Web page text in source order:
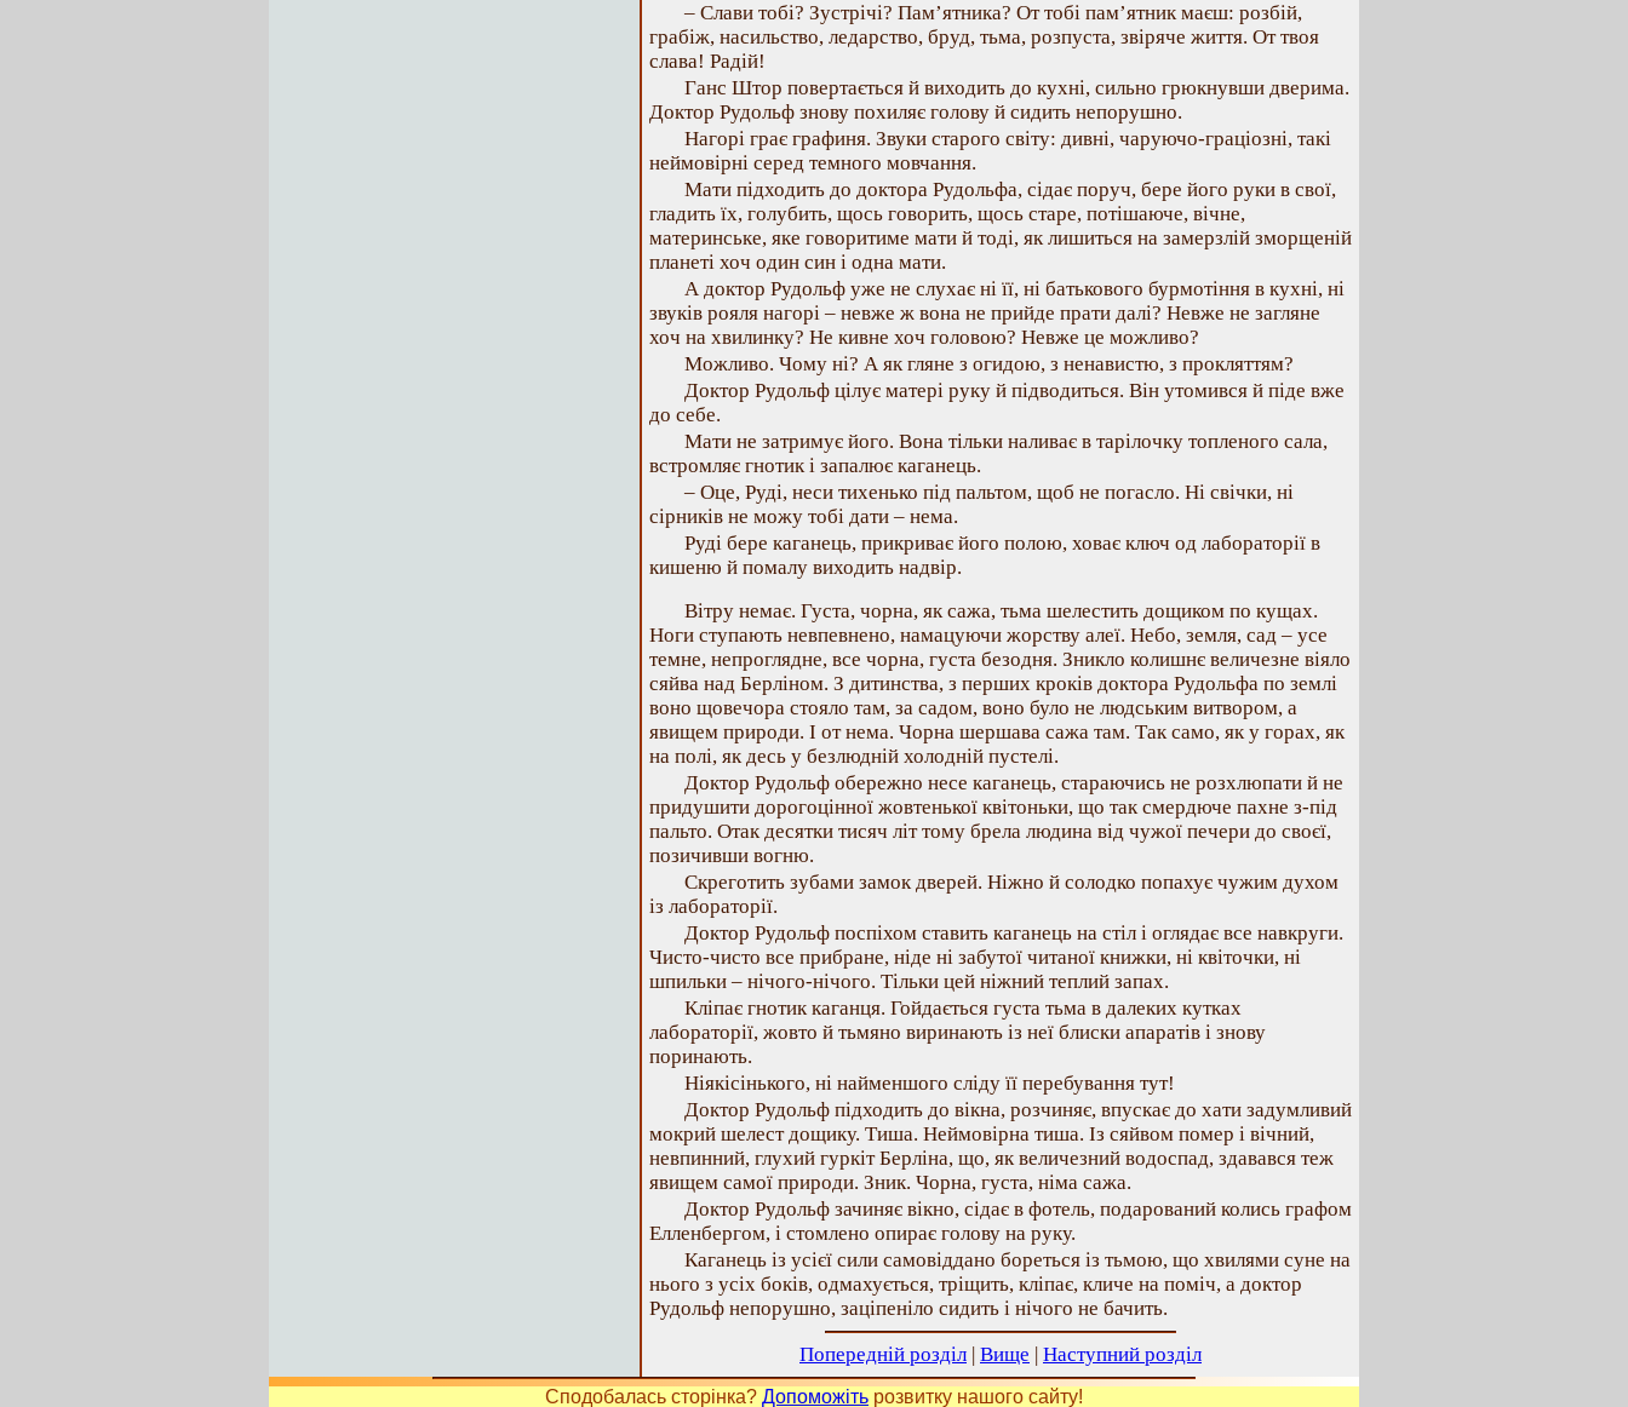
– Слави тобі? Зустрічі? Пам’ятника? От тобі пам’ятник маєш: розбій,
грабіж, насильство, ледарство, бруд, тьма, розпуста, звіряче життя. От твоя
слава! Радій!
Ганс Штор повертається й виходить до кухні, сильно грюкнувши дверима.
Доктор Рудольф знову похиляє голову й сидить непорушно.
Нагорі грає графиня. Звуки старого світу: дивні, чаруючо-граціозні, такі
неймовірні серед темного мовчання.
Мати підходить до доктора Рудольфа, сідає поруч, бере його руки в свої,
гладить їх, голубить, щось говорить, щось старе, потішаюче, вічне,
материнське, яке говоритиме мати й тоді, як лишиться на замерзлій зморщеній
планеті хоч один син і одна мати.
А доктор Рудольф уже не слухає ні її, ні батькового бурмотіння в кухні, ні
звуків рояля нагорі – невже ж вона не прийде прати далі? Невже не загляне
хоч на хвилинку? Не кивне хоч головою? Невже це можливо?
Можливо. Чому ні? А як гляне з огидою, з ненавистю, з прокляттям?
Доктор Рудольф цілує матері руку й підводиться. Він утомився й піде вже
до себе.
Мати не затримує його. Вона тільки наливає в тарілочку топленого сала,
встромляє гнотик і запалює каганець.
– Оце, Руді, неси тихенько під пальтом, щоб не погасло. Ні свічки, ні
сірників не можу тобі дати – нема.
Руді бере каганець, прикриває його полою, ховає ключ од лабораторії в
кишеню й помалу виходить надвір.
Вітру немає. Густа, чорна, як сажа, тьма шелестить дощиком по кущах.
Ноги ступають невпевнено, намацуючи жорству алеї. Небо, земля, сад – усе
темне, непроглядне, все чорна, густа безодня. Зникло колишнє величезне віяло
сяйва над Берліном. З дитинства, з перших кроків доктора Рудольфа по землі
воно щовечора стояло там, за садом, воно було не людським витвором, а
явищем природи. І от нема. Чорна шершава сажа там. Так само, як у горах, як
на полі, як десь у безлюдній холодній пустелі.
Доктор Рудольф обережно несе каганець, стараючись не розхлюпати й не
придушити дорогоцінної жовтенької квітоньки, що так смердюче пахне з-під
пальто. Отак десятки тисяч літ тому брела людина від чужої печери до своєї,
позичивши вогню.
Скреготить зубами замок дверей. Ніжно й солодко попахує чужим духом
із лабораторії.
Доктор Рудольф поспіхом ставить каганець на стіл і оглядає все навкруги.
Чисто-чисто все прибране, ніде ні забутої читаної книжки, ні квіточки, ні
шпильки – нічого-нічого. Тільки цей ніжний теплий запах.
Кліпає гнотик каганця. Гойдається густа тьма в далеких кутках
лабораторії, жовто й тьмяно виринають із неї блиски апаратів і знову
поринають.
Ніякісінького, ні найменшого сліду її перебування тут!
Доктор Рудольф підходить до вікна, розчиняє, впускає до хати задумливий
мокрий шелест дощику. Тиша. Неймовірна тиша. Із сяйвом помер і вічний,
невпинний, глухий гуркіт Берліна, що, як величезний водоспад, здавався теж
явищем самої природи. Зник. Чорна, густа, німа сажа.
Доктор Рудольф зачиняє вікно, сідає в фотель, подарований колись графом
Елленбергом, і стомлено опирає голову на руку.
Каганець із усієї сили самовіддано бореться із тьмою, що хвилями суне на
нього з усіх боків, одмахується, тріщить, кліпає, кличе на поміч, а доктор
Рудольф непорушно, заціпеніло сидить і нічого не бачить.
Попередній розділ | Вище | Наступний розділ
Сподобалась сторінка? Допоможіть розвитку нашого сайту!